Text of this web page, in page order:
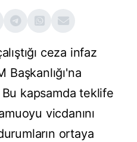
ceza infaz
kapsamda teklife
vicdanını
ortaya